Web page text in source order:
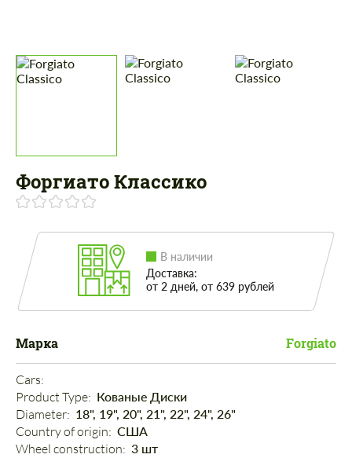
Форгиато Классико
В наличии
Доставка:
от 2 дней, от 639 рублей
Марка Forgiato
Cars:
Product Type: Кованые Диски
Diameter: 18", 19", 20", 21", 22", 24", 26"
Country of origin: США
Wheel construction: 3 шт